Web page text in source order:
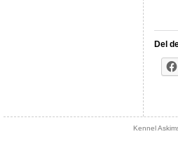
Del
Kennel